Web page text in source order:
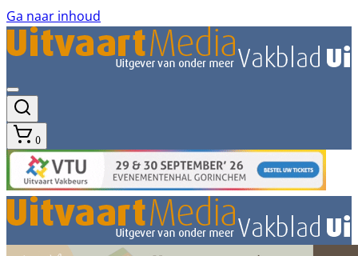
Ga naar inhoud
0